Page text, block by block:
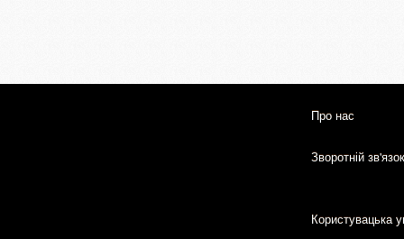
Про нас
Зворотній зв'язок
Користувацька